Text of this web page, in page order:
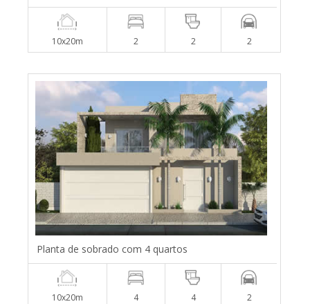
10x20m 2 2 2
Planta de sobrado com 4 quartos
10x20m 4 4 2